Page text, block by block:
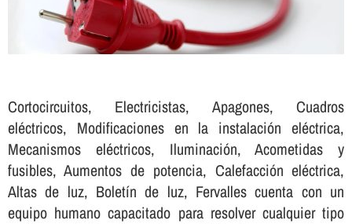
Cortocircuitos, Electricistas, Apagones, Cuadros
eléctricos, Modificaciones en la instalación eléctrica,
Mecanismos eléctricos, Iluminación, Acometidas y
fusibles, Aumentos de potencia, Calefacción eléctrica,
Altas de luz, Boletí­n de luz, Fervalles cuenta con un
equipo humano capacitado para resolver cualquier tipo